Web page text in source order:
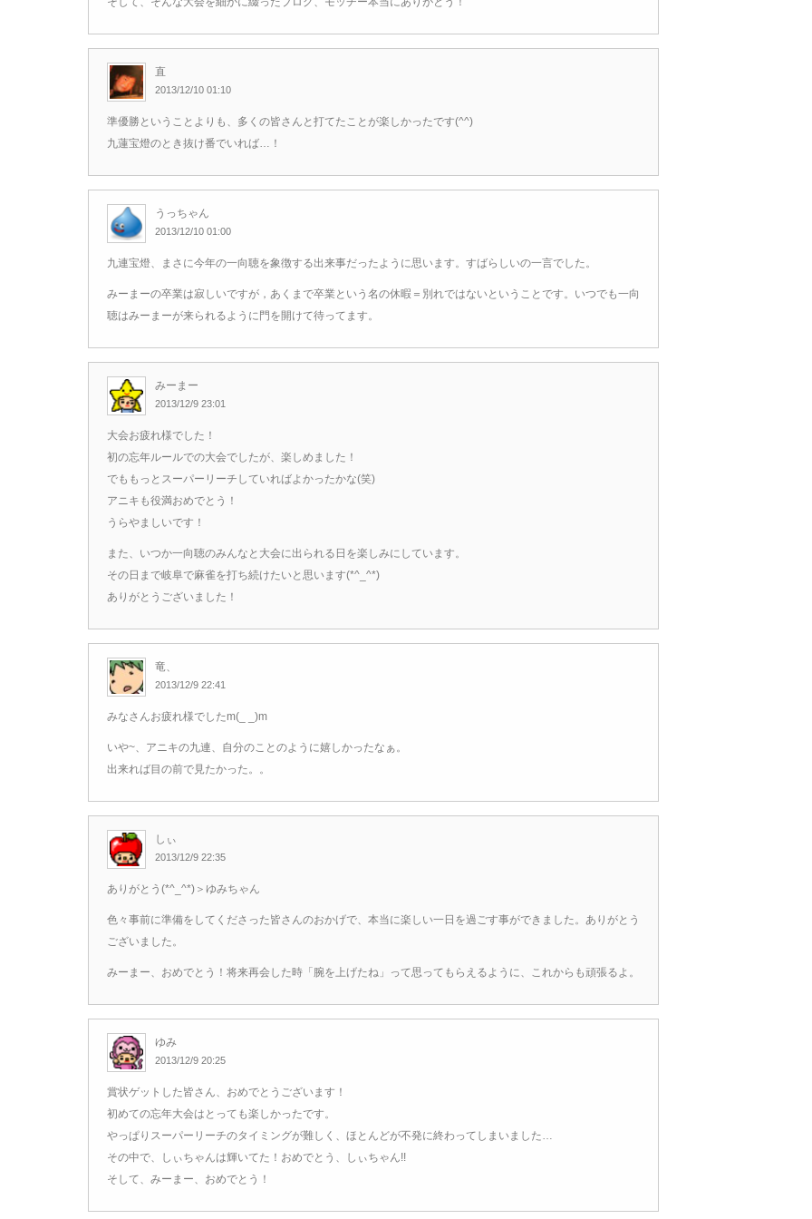
直
2013/12/10 01:10
準優勝ということよりも、多くの皆さんと打てたことが楽しかったです(^^)
九蓮宝燈のとき抜け番でいれば…！
うっちゃん
2013/12/10 01:00
九連宝燈、まさに今年の一向聴を象徴する出来事だったように思います。すばらしいの一言でした。
みーまーの卒業は寂しいですが，あくまで卒業という名の休暇＝別れではないということです。いつでも一向
聴はみーまーが来られるように門を開けて待ってます。
みーまー
2013/12/9 23:01
大会お疲れ様でした！
初の忘年ルールでの大会でしたが、楽しめました！
でももっとスーパーリーチしていればよかったかな(笑)
アニキも役満おめでとう！
うらやましいです！
また、いつか一向聴のみんなと大会に出られる日を楽しみにしています。
その日まで岐阜で麻雀を打ち続けたいと思います(*^_^*)
ありがとうございました！
竜、
2013/12/9 22:41
みなさんお疲れ様でしたm(_ _)m
いや~、アニキの九連、自分のことのように嬉しかったなぁ。
出来れば目の前で見たかった。。
しぃ
2013/12/9 22:35
ありがとう(*^_^*)＞ゆみちゃん
色々事前に準備をしてくださった皆さんのおかげで、本当に楽しい一日を過ごす事ができました。ありがとう
ございました。
みーまー、おめでとう！将来再会した時「腕を上げたね」って思ってもらえるように、これからも頑張るよ。
ゆみ
2013/12/9 20:25
賞状ゲットした皆さん、おめでとうございます！
初めての忘年大会はとっても楽しかったです。
やっぱりスーパーリーチのタイミングが難しく、ほとんどが不発に終わってしまいました…
その中で、しぃちゃんは輝いてた！おめでとう、しぃちゃん!!
そして、みーまー、おめでとう！